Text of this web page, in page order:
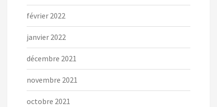
février 2022
janvier 2022
décembre 2021
novembre 2021
octobre 2021